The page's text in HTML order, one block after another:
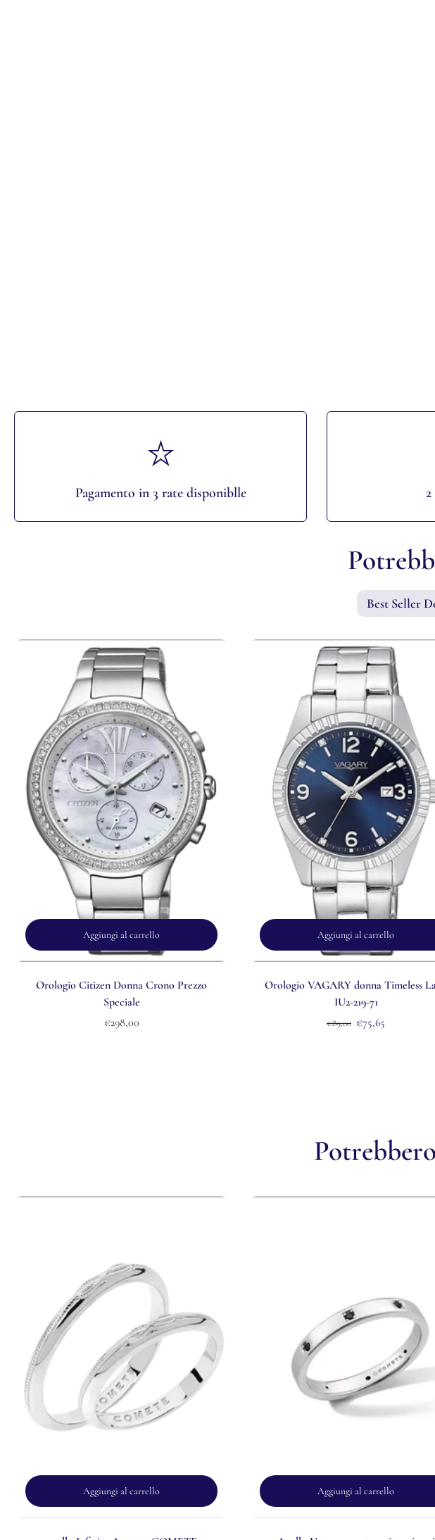
Pagamento in 3 rate disponiblle
Best Seller
Aggiungi al carrello
Orologio Citizen Donna Crono Prezzo
Speciale
€298,00
Aggiungi al carrello
Orologio VAGARY donna Timeless
IU2-219-71
€89,00 €75,65
Potrebbero
Aggiungi al carrello Aggiungi al carrello